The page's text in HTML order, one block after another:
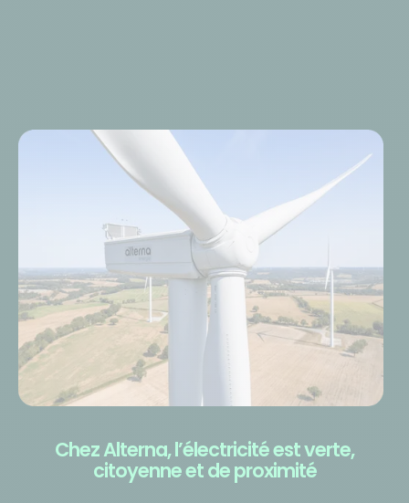
Chez Alterna, l’électricité est verte,
citoyenne et de proximité